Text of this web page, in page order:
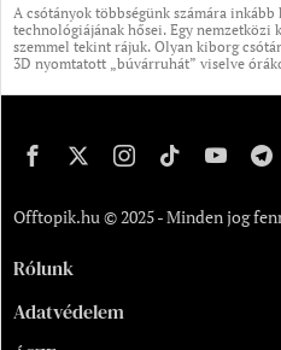
A csótányok többségünk számára
technológiájának hősei. Egy nemzetközi
szemmel tekint rájuk. Olyan kiborg
3D nyomtatott „búvárruhát” viselve
Offtopik.hu © 2025 - Minden jog
Rólunk
Adatvédelem